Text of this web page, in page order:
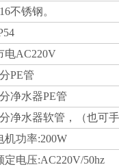
不锈钢。
电AC220V
PE管
净水器PE管
净水器软管，（也可
机功率:200W
定电压:AC220V/50hz